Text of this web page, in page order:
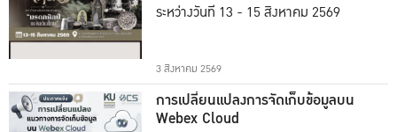
ระหว่างวันที่ 13 - 15 สิงหาคม 2569
3 สิงหาคม 2569
การเปลี่ยนแปลงการจัดเก็บข้อมูลบน
Webex Cloud